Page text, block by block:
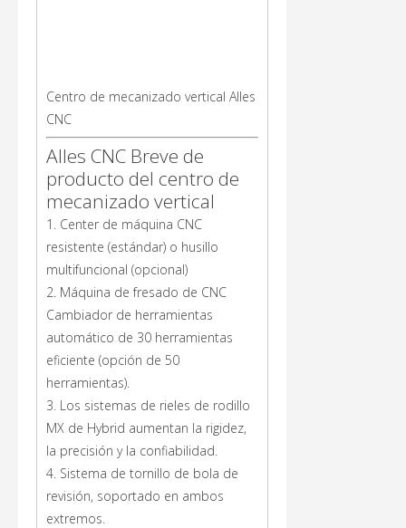
Centro de mecanizado vertical Alles
CNC
Alles CNC Breve de
producto del centro de
mecanizado vertical
1. Center de máquina CNC
resistente (estándar) o husillo
multifuncional (opcional)
2. Máquina de fresado de CNC
Cambiador de herramientas
automático de 30 herramientas
eficiente (opción de 50
herramientas).
3. Los sistemas de rieles de rodillo
MX de Hybrid aumentan la rigidez,
la precisión y la confiabilidad.
4. Sistema de tornillo de bola de
revisión, soportado en ambos
extremos.